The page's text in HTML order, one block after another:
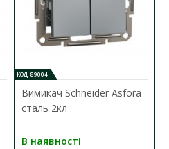
КОД: 89004
Вимикач Schneider Asfora
сталь 2кл
В наявності